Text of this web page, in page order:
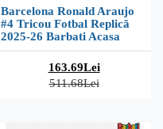
Barcelona Ronald Araujo
#4 Tricou Fotbal Replică
2025-26 Barbati Acasa
163.69Lei
511.68Lei